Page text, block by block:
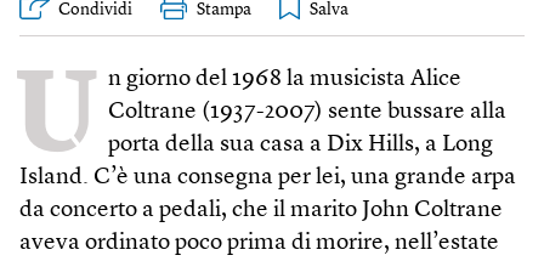
Condividi Stampa
U n giorno del 1968 la musicista Alice
Coltrane (1937-2007) sente bussare alla
porta della sua casa a Dix Hills, a Long
Island. C’è una consegna per lei, una grande arpa
da concerto a pedali, che il marito John Coltrane
aveva ordinato poco prima di morire, nell’estate